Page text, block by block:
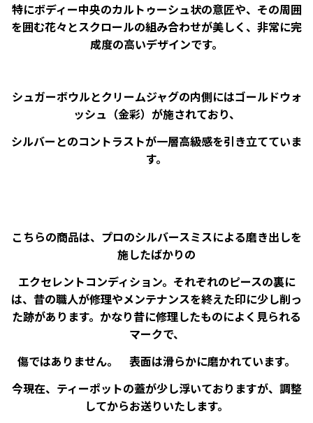
特にボディー中央のカルトゥーシュ状の意匠や、その周囲
を囲む花々とスクロールの組み合わせが美しく、非常に完
成度の高いデザインです。
シュガーボウルとクリームジャグの内側にはゴールドウォ
ッシュ（金彩）が施されており、
シルバーとのコントラストが一層高級感を引き立てていま
す。
こちらの商品は、プロのシルバースミスによる磨き出しを
施したばかりの
エクセレントコンディション。それぞれのピースの裏に
は、昔の職人が修理やメンテナンスを終えた印に少し削っ
た跡があります。かなり昔に修理したものによく見られる
マークで、
傷ではありません。 表面は滑らかに磨かれています。
今現在、ティーポットの蓋が少し浮いておりますが、調整
してからお送りいたします。